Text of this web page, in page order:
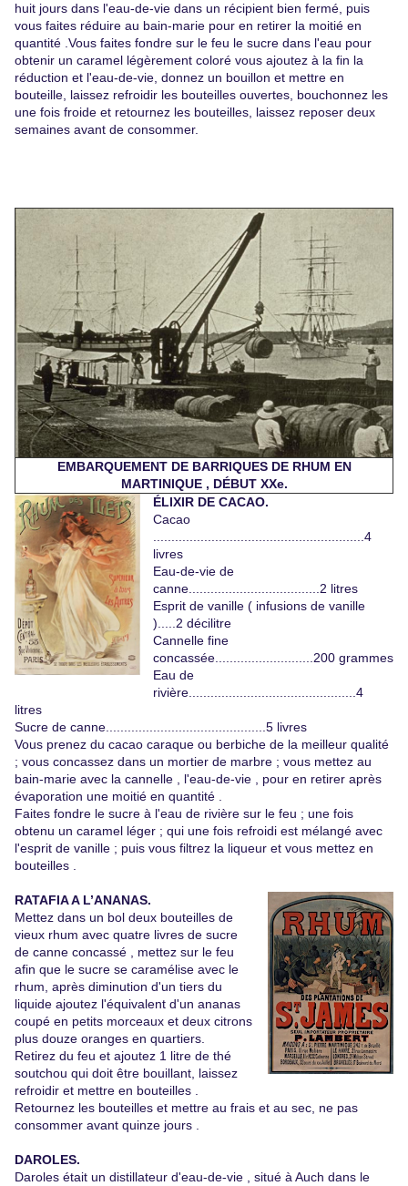
huit jours dans l'eau-de-vie dans un récipient bien fermé, puis
vous faites réduire au bain-marie pour en retirer la moitié en
quantité .Vous faites fondre sur le feu le sucre dans l'eau pour
obtenir un caramel légèrement coloré vous ajoutez à la fin la
réduction et l'eau-de-vie, donnez un bouillon et mettre en
bouteille, laissez refroidir les bouteilles ouvertes, bouchonnez les
une fois froide et retournez les bouteilles, laissez reposer deux
semaines avant de consommer.
EMBARQUEMENT DE BARRIQUES DE RHUM EN
MARTINIQUE , DÉBUT XXe.
ÉLIXIR DE CACAO.
Cacao
..........................................................4
livres
Eau-de-vie de
canne....................................2 litres
Esprit de vanille ( infusions de vanille
).....2 décilitre
Cannelle fine
concassée...........................200 grammes
Eau de
rivière..............................................4
litres
Sucre de canne............................................5 livres
Vous prenez du cacao caraque ou berbiche de la meilleur qualité
; vous concassez dans un mortier de marbre ; vous mettez au
bain-marie avec la cannelle , l'eau-de-vie , pour en retirer après
évaporation une moitié en quantité .
Faites fondre le sucre à l'eau de rivière sur le feu ; une fois
obtenu un caramel léger ; qui une fois refroidi est mélangé avec
l'esprit de vanille ; puis vous filtrez la liqueur et vous mettez en
bouteilles .
RATAFIA A L’ANANAS.
Mettez dans un bol deux bouteilles de
vieux rhum avec quatre livres de sucre
de canne concassé , mettez sur le feu
afin que le sucre se caramélise avec le
rhum, après diminution d'un tiers du
liquide ajoutez l'équivalent d'un ananas
coupé en petits morceaux et deux citrons
plus douze oranges en quartiers.
Retirez du feu et ajoutez 1 litre de thé
soutchou qui doit être bouillant, laissez
refroidir et mettre en bouteilles .
Retournez les bouteilles et mettre au frais et au sec, ne pas
consommer avant quinze jours .
DAROLES.
Daroles était un distillateur d'eau-de-vie , situé à Auch dans le